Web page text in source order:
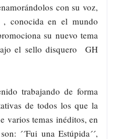
con su voz,
, conocida en el mundo
su nuevo tema
el sello disquero GH
trabajando de forma
de todos los que la
varios temas inéditos, en
´´Fui una Estúpida´´,